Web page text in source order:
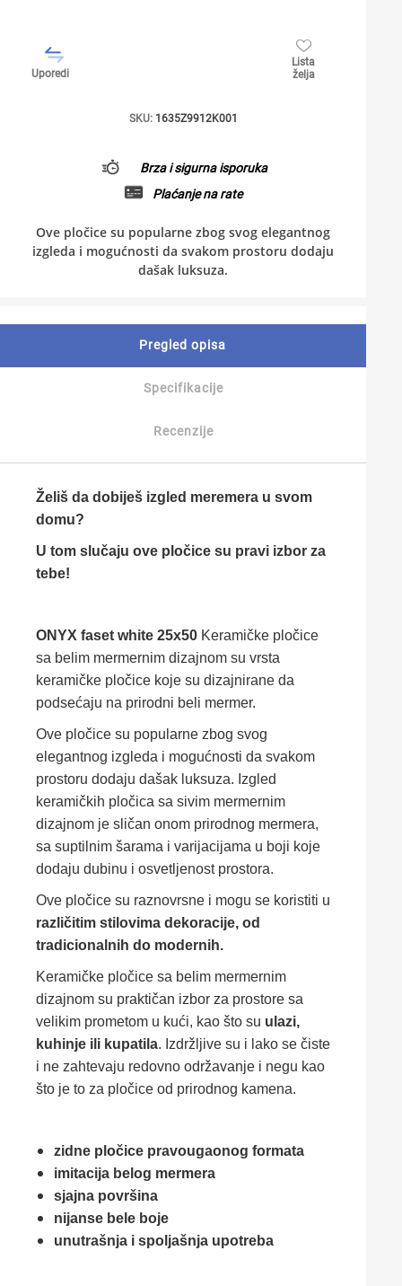
Uporedi
Lista
želja
SKU: 1635Z9912K001
Brza i sigurna isporuka
Plaćanje na rate
Ove pločice su popularne zbog svog elegantnog
izgleda i mogućnosti da svakom prostoru dodaju
dašak luksuza.
Pregled opisa
Specifikacije
Recenzije
Želiš da dobiješ izgled meremera u svom
domu?
U tom slučaju ove pločice su pravi izbor za
tebe!
ONYX faset white 25x50 Keramičke pločice
sa belim mermernim dizajnom su vrsta
keramičke pločice koje su dizajnirane da
podsećaju na prirodni beli mermer.
Ove pločice su popularne zbog svog
elegantnog izgleda i mogućnosti da svakom
prostoru dodaju dašak luksuza. Izgled
keramičkih pločica sa sivim mermernim
dizajnom je sličan onom prirodnog mermera,
sa suptilnim šarama i varijacijama u boji koje
dodaju dubinu i osvetljenost prostora.
Ove pločice su raznovrsne i mogu se koristiti u
različitim stilovima dekoracije, od
tradicionalnih do modernih.
Keramičke pločice sa belim mermernim
dizajnom su praktičan izbor za prostore sa
velikim prometom u kući, kao što su ulazi,
kuhinje ili kupatila. Izdržljive su i lako se čiste
i ne zahtevaju redovno održavanje i negu kao
što je to za pločice od prirodnog kamena.
zidne pločice pravougaonog formata
imitacija belog mermera
sjajna površina
nijanse bele boje
unutrašnja i spoljašnja upotreba